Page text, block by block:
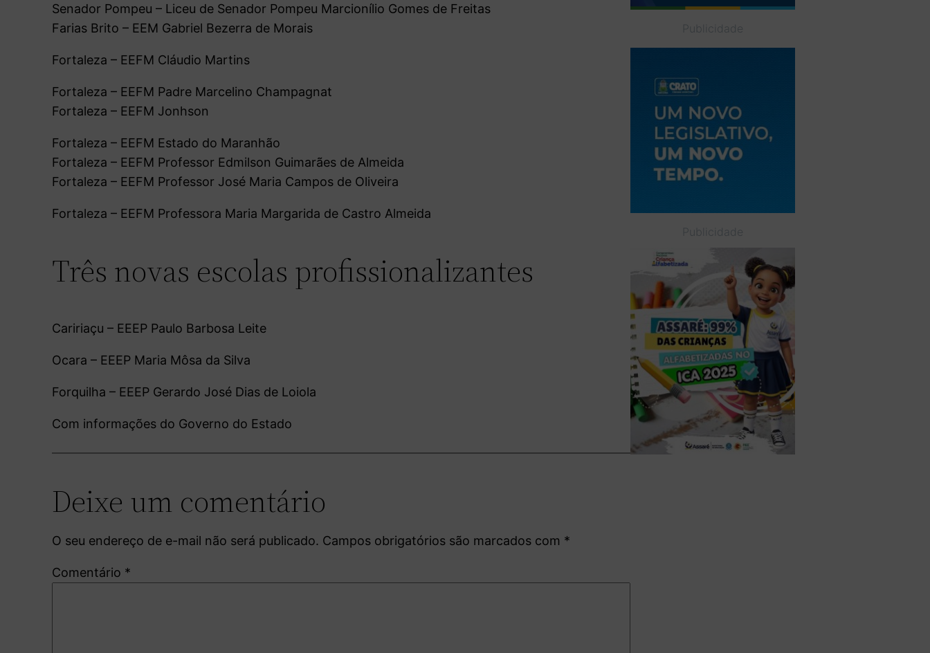
Senador Pompeu – Liceu de Senador Pompeu Marcionílio Gomes de Freitas
Farias Brito – EEM Gabriel Bezerra de Morais
Fortaleza – EEFM Cláudio Martins
Fortaleza – EEFM Padre Marcelino Champagnat
Fortaleza – EEFM Jonhson
Fortaleza – EEFM Estado do Maranhão
Fortaleza – EEFM Professor Edmilson Guimarães de Almeida
Fortaleza – EEFM Professor José Maria Campos de Oliveira
Fortaleza – EEFM Professora Maria Margarida de Castro Almeida
Três novas escolas profissionalizantes
Caririaçu – EEEP Paulo Barbosa Leite
Ocara – EEEP Maria Môsa da Silva
Forquilha – EEEP Gerardo José Dias de Loiola
Com informações do Governo do Estado
Deixe um comentário
O seu endereço de e-mail não será publicado. Campos obrigatórios são marcados com *
Comentário *
Publicidade
Publicidade